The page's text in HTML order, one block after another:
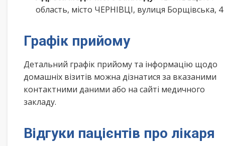
область, місто ЧЕРНІВЦІ, вулиця Борщівська, 4
Графік прийому
Детальний графік прийому та інформацію щодо
домашніх візитів можна дізнатися за вказаними
контактними даними або на сайті медичного
закладу.
Відгуки пацієнтів про лікаря